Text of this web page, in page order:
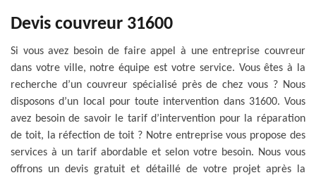
Devis couvreur 31600
Si vous avez besoin de faire appel à une entreprise couvreur
dans votre ville, notre équipe est votre service. Vous êtes à la
recherche d’un couvreur spécialisé près de chez vous ? Nous
disposons d’un local pour toute intervention dans 31600. Vous
avez besoin de savoir le tarif d’intervention pour la réparation
de toit, la réfection de toit ? Notre entreprise vous propose des
services à un tarif abordable et selon votre besoin. Nous vous
offrons un devis gratuit et détaillé de votre projet après la